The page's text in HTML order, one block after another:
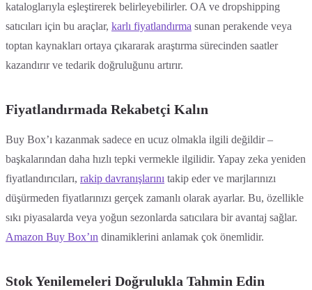
kataloglarıyla eşleştirerek belirleyebilirler. OA ve dropshipping
satıcıları için bu araçlar, karlı fiyatlandırma sunan perakende veya
toptan kaynakları ortaya çıkararak araştırma sürecinden saatler
kazandırır ve tedarik doğruluğunu artırır.
Fiyatlandırmada Rekabetçi Kalın
Buy Box’ı kazanmak sadece en ucuz olmakla ilgili değildir –
başkalarından daha hızlı tepki vermekle ilgilidir. Yapay zeka yeniden
fiyatlandırıcıları, rakip davranışlarını takip eder ve marjlarınızı
düşürmeden fiyatlarınızı gerçek zamanlı olarak ayarlar. Bu, özellikle
sıkı piyasalarda veya yoğun sezonlarda satıcılara bir avantaj sağlar.
Amazon Buy Box’ın dinamiklerini anlamak çok önemlidir.
Stok Yenilemeleri Doğrulukla Tahmin Edin